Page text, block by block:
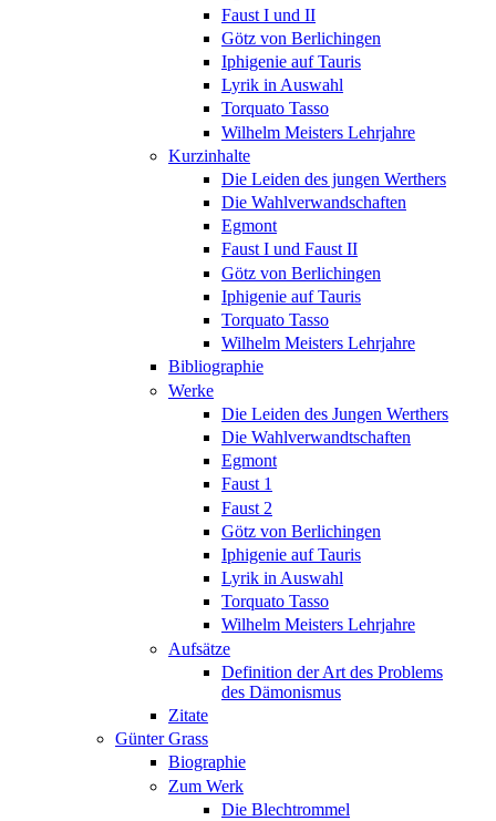
Faust I und II
Götz von Berlichingen
Iphigenie auf Tauris
Lyrik in Auswahl
Torquato Tasso
Wilhelm Meisters Lehrjahre
Kurzinhalte
Die Leiden des jungen Werthers
Die Wahlverwandschaften
Egmont
Faust I und Faust II
Götz von Berlichingen
Iphigenie auf Tauris
Torquato Tasso
Wilhelm Meisters Lehrjahre
Bibliographie
Werke
Die Leiden des Jungen Werthers
Die Wahlverwandtschaften
Egmont
Faust 1
Faust 2
Götz von Berlichingen
Iphigenie auf Tauris
Lyrik in Auswahl
Torquato Tasso
Wilhelm Meisters Lehrjahre
Aufsätze
Definition der Art des Problems
des Dämonismus
Zitate
Günter Grass
Biographie
Zum Werk
Die Blechtrommel